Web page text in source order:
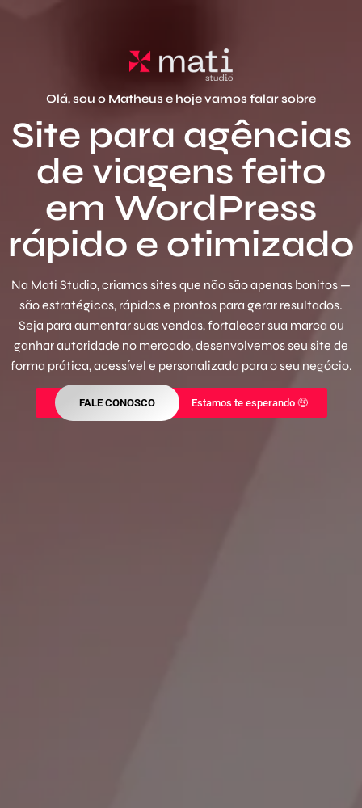
Olá, sou o Matheus e hoje vamos falar sobre
Site para agências
de viagens feito
em WordPress
rápido e otimizado
Na Mati Studio, criamos sites que não são apenas bonitos —
são estratégicos, rápidos e prontos para gerar resultados.
Seja para aumentar suas vendas, fortalecer sua marca ou
ganhar autoridade no mercado, desenvolvemos seu site de
forma prática, acessível e personalizada para o seu negócio.
FALE CONOSCO Estamos te esperando 🤑